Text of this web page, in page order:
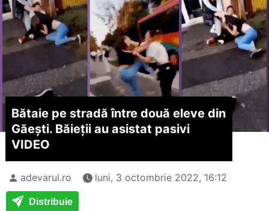
Bătaie pe stradă între două eleve din
Găești. Băieții au asistat pasivi
VIDEO
adevarul.ro luni, 3 octombrie 2022, 16:12
Distribuie